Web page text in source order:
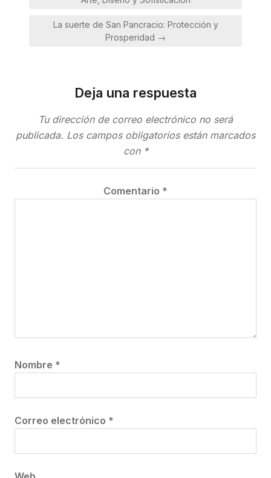
La suerte de San Pancracio: Protección y
Prosperidad →
Deja una respuesta
Tu dirección de correo electrónico no será
publicada. Los campos obligatorios están marcados
con *
Comentario *
Nombre *
Correo electrónico *